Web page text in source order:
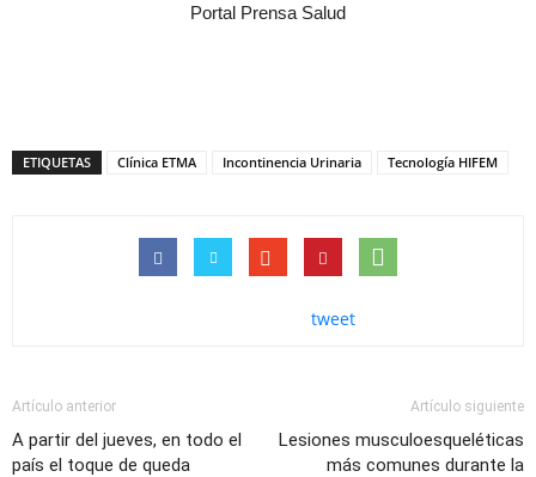
Portal Prensa Salud
ETIQUETAS Clínica ETMA Incontinencia Urinaria Tecnología HIFEM
tweet
Artículo anterior
A partir del jueves, en todo el
país el toque de queda
Artículo siguiente
Lesiones musculoesqueléticas
más comunes durante la